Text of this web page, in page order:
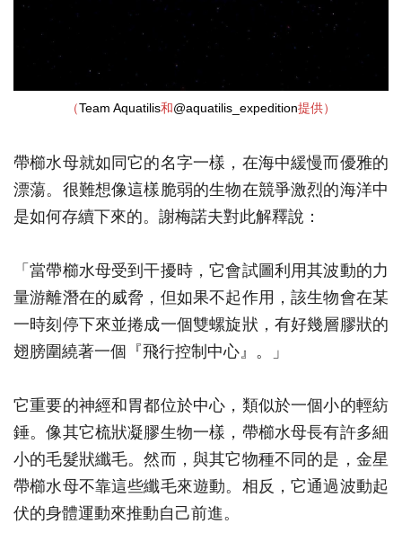
（Team Aquatilis和@aquatilis_expedition提供）
帶櫛水母就如同它的名字一樣，在海中緩慢而優雅的
漂蕩。很難想像這樣脆弱的生物在競爭激烈的海洋中
是如何存續下來的。謝梅諾夫對此解釋說：
「當帶櫛水母受到干擾時，它會試圖利用其波動的力
量游離潛在的威脅，但如果不起作用，該生物會在某
一時刻停下來並捲成一個雙螺旋狀，有好幾層膠狀的
翅膀圍繞著一個『飛行控制中心』。」
它重要的神經和胃都位於中心，類似於一個小的輕紡
錘。像其它梳狀凝膠生物一樣，帶櫛水母長有許多細
小的毛髮狀纖毛。然而，與其它物種不同的是，金星
帶櫛水母不靠這些纖毛來遊動。相反，它通過波動起
伏的身體運動來推動自己前進。